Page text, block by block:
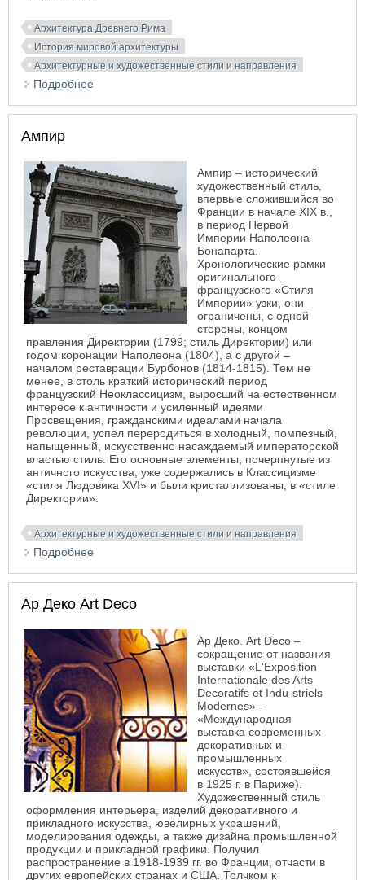
Архитектура Древнего Рима
История мировой архитектуры
Архитектурные и художественные стили и направления
Подробнее
Ампир
Ампир – исторический
художественный стиль,
впервые сложившийся во
Франции в начале XIX в.,
в период Первой
Империи Наполеона
Бонапарта.
Хронологические рамки
оригинального
французского «Стиля
Империи» узки, они
ограничены, с одной
стороны, концом
правления Директории (1799; стиль Директории) или
годом коронации Наполеона (1804), а с другой –
началом реставрации Бурбонов (1814-1815). Тем не
менее, в столь краткий исторический период
французский Неоклассицизм, выросший на естественном
интересе к античности и усиленный идеями
Просвещения, гражданскими идеалами начала
революции, успел переродиться в холодный, помпезный,
напыщенный, искусственно насаждаемый императорской
властью стиль. Его основные элементы, почерпнутые из
античного искусства, уже содержались в Классицизме
«стиля Людовика XVI» и были кристаллизованы, в «стиле
Директории».
Архитектурные и художественные стили и направления
Подробнее
Ар Деко Art Deco
Ар Деко. Art Deco –
сокращение от названия
выставки «L'Exposition
Internationale des Arts
Decoratifs et Indu-striels
Modernes» –
«Международная
выставка современных
декоративных и
промышленных
искусств», состоявшейся
в 1925 г. в Париже).
Художественный стиль
оформления интерьера, изделий декоративного и
прикладного искусства, ювелирных украшений,
моделирования одежды, а также дизайна промышленной
продукции и прикладной графики. Получил
распространение в 1918-1939 гг. во Франции, отчасти в
других европейских странах и США. Толчком к